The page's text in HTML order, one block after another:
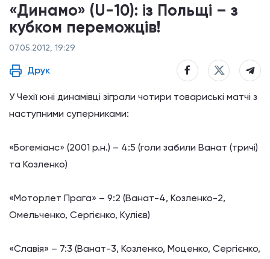
«Динамо» (U-10): із Польщі – з
кубком переможців!
07.05.2012, 19:29
Друк
У Чехії юні динамівці зіграли чотири товариські матчі з
наступними суперниками:
«Богеміанс» (2001 р.н.) – 4:5 (голи забили Ванат (тричі)
та Козленко)
«Моторлет Прага» – 9:2 (Ванат-4, Козленко-2,
Омельченко, Сергієнко, Кулієв)
«Славія» – 7:3 (Ванат-3, Козленко, Моценко, Сергієнко,